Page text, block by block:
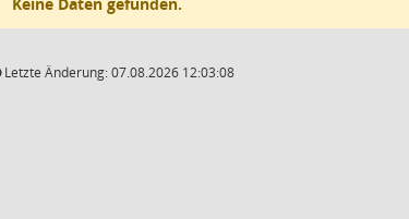
Letzte Änderung: 07.08.2026 12:03:08